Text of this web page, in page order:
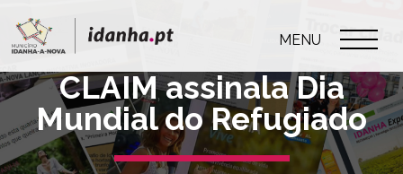
MENU
CLAIM assinala Dia
Mundial do Refugiado